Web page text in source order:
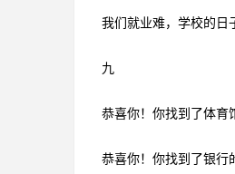
我们就业难，学校的日
九
恭喜你！你找到了体育
恭喜你！你找到了银行